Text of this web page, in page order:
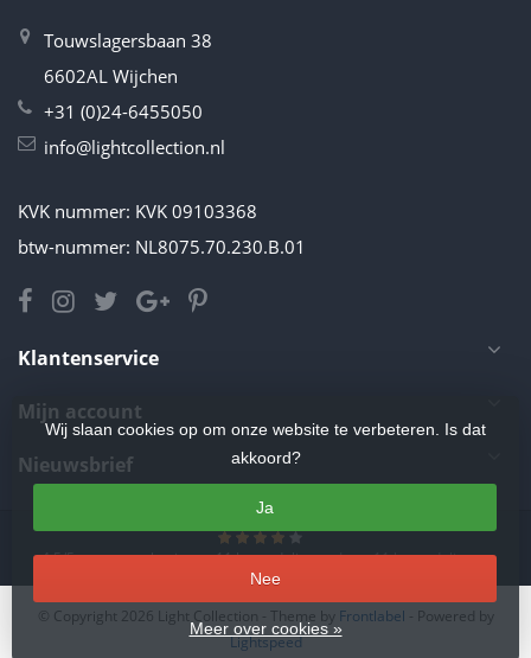
Touwslagersbaan 38
6602AL Wijchen
+31 (0)24-6455050
info@lightcollection.nl
KVK nummer: KVK 09103368
btw-nummer: NL8075.70.230.B.01
Klantenservice
Mijn account
Nieuwsbrief
4.5/5sterren op basis van11beoordelingen.Lees 11 beoordelingen
Wij slaan cookies op om onze website te verbeteren. Is dat
akkoord?
Ja
Nee
Meer over cookies »
© Copyright 2026 Light Collection - Theme by Frontlabel - Powered by
Lightspeed